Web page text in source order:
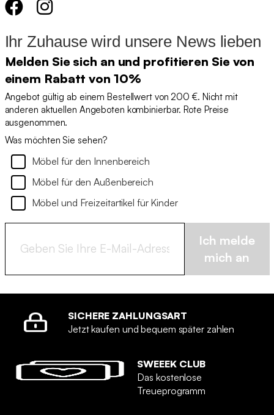
Ihr Zuhause wird unsere News lieben
Melden Sie sich an und profitieren Sie von
einem Rabatt von 10%
Angebot gültig ab einem Bestellwert von 200 €. Nicht mit
anderen aktuellen Angeboten kombinierbar. Rote Preise
ausgenommen.
Was möchten Sie sehen?
Möbel für den Innenbereich
Möbel für den Außenbereich
Möbel und Freizeitartikel für Kinder
Ich melde
mich an
SICHERE ZAHLUNGSART
Jetzt kaufen und bequem später zahlen
SWEEEK CLUB
Das kostenlose
Treueprogramm